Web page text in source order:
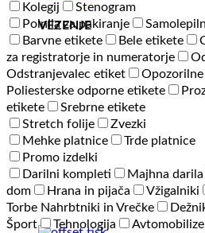
VEZENJE
Kolegij
Stenogram
Polnila za pakiranje
Barvne etikete
Bele etikete
za registratorje in numeratorje
Odstranjevalec etiket
Poliesterske odporne etikete
etikete
Srebrne etikete
Stretch folije
Zvezki
Mehke platnice
Trde platnice
Promo izdelki
Darilni kompleti
Majhna darila
dom
Hrana in pijača Vžigalniki
Torbe Nahrbtniki in Vrečke
Šport
Tehnologija